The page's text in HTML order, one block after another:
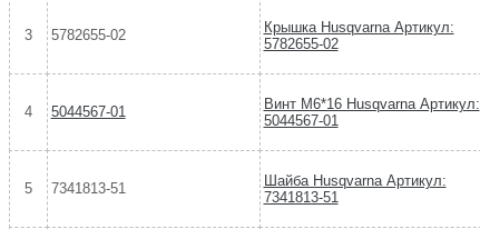
3 5782655-02
Крышка Husqvarna Артикул:
5782655-02
4 5044567-01
Винт М6*16 Husqvarna Артикул:
5044567-01
5 7341813-51
Шайба Husqvarna Артикул:
7341813-51